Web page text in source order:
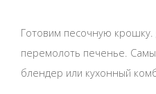
Готовим песочную крошку.
перемолоть печенье.
блендер или кухонный